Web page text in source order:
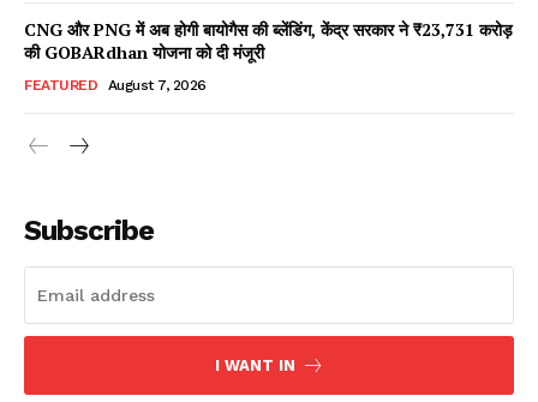
Read Latest News on AIN
CNG और PNG में अब होगी बायोगैस की ब्लेंडिंग, केंद्र सरकार ने ₹23,731 करोड़
की GOBARdhan योजना को दी मंजूरी
FEATURED August 7, 2026
Subscribe
I WANT IN